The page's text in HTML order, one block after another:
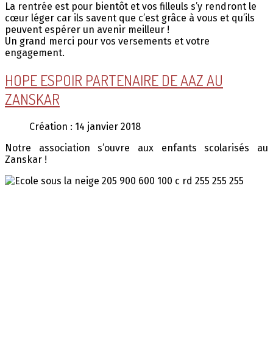
La rentrée est pour bientôt et vos filleuls s’y rendront le
cœur léger car ils savent que c’est grâce à vous et qu’ils
peuvent espérer un avenir meilleur !
Un grand merci pour vos versements et votre
engagement.
HOPE ESPOIR PARTENAIRE DE AAZ AU
ZANSKAR
Création : 14 janvier 2018
Notre association s’ouvre aux enfants scolarisés au
Zanskar !